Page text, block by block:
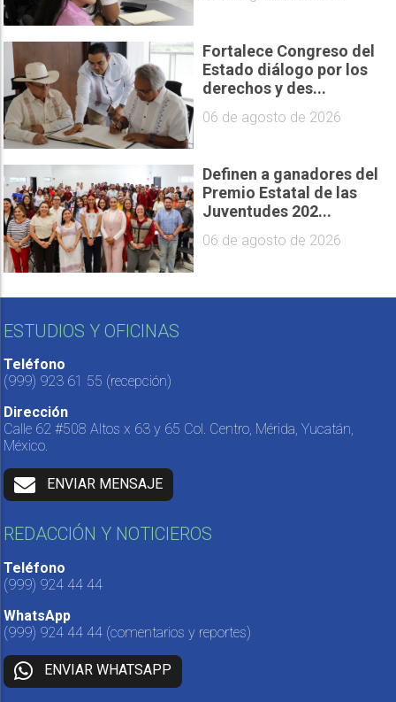
Fortalece Congreso del
Estado diálogo por los
derechos y des...
06 de agosto de 2026
Definen a ganadores del
Premio Estatal de las
Juventudes 202...
06 de agosto de 2026
ESTUDIOS Y OFICINAS
Teléfono
(999) 923 61 55 (recepción)
Dirección
Calle 62 #508 Altos x 63 y 65 Col. Centro, Mérida, Yucatán,
México.
ENVIAR MENSAJE
REDACCIÓN Y NOTICIEROS
Teléfono
(999) 924 44 44
WhatsApp
(999) 924 44 44 (comentarios y reportes)
ENVIAR WHATSAPP